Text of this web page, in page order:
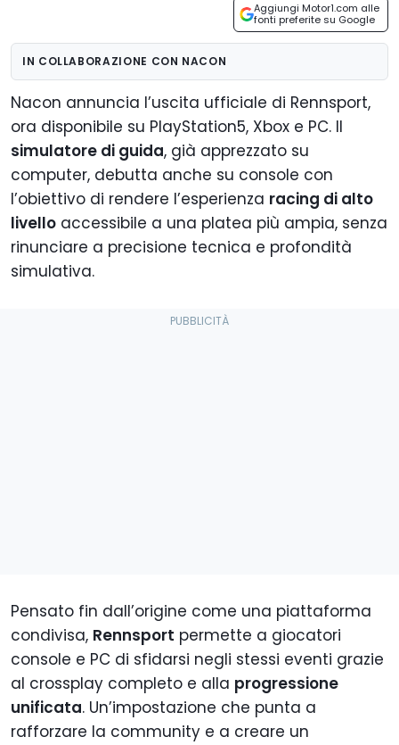
Aggiungi Motor1.com alle
fonti preferite su Google
IN COLLABORAZIONE CON NACON
Nacon annuncia l’uscita ufficiale di Rennsport,
ora disponibile su PlayStation5, Xbox e PC. Il
simulatore di guida, già apprezzato su
computer, debutta anche su console con
l’obiettivo di rendere l’esperienza racing di alto
livello accessibile a una platea più ampia, senza
rinunciare a precisione tecnica e profondità
simulativa.
Pensato fin dall’origine come una piattaforma
condivisa, Rennsport permette a giocatori
console e PC di sfidarsi negli stessi eventi grazie
al crossplay completo e alla progressione
unificata. Un’impostazione che punta a
rafforzare la community e a creare un